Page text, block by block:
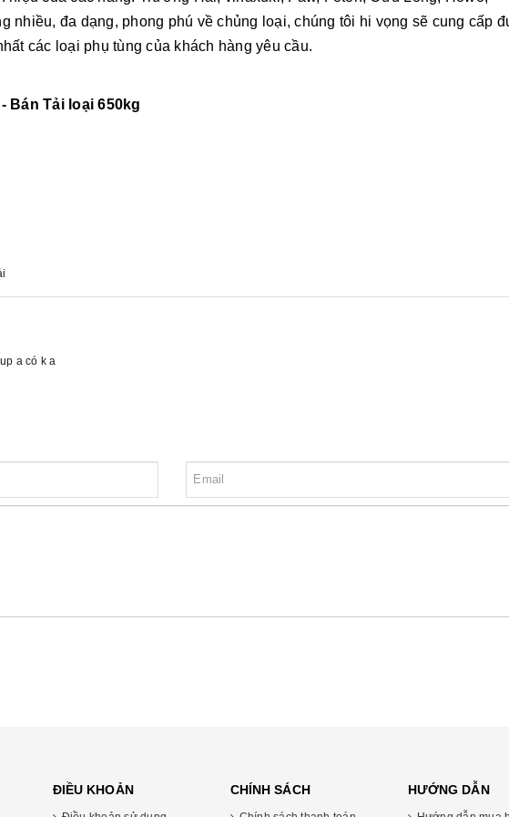
nhiều, đa dạng, phong phú về chủng loại, chúng tôi hi vọng sẽ cung cấp
các loại phụ tùng của khách hàng yêu cầu.
Bán Tải loại 650kg
a có k a
ĐIỀU KHOẢN CHÍNH SÁCH HƯỚNG DẪN